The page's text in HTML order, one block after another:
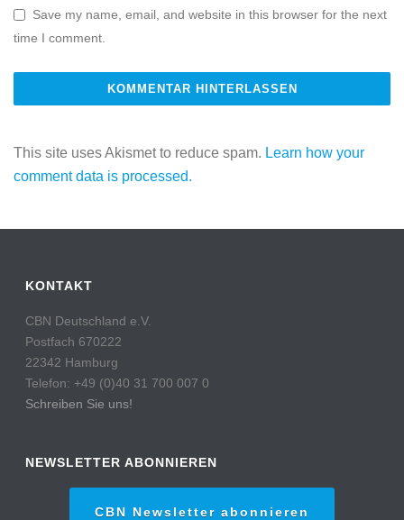
Save my name, email, and website in this browser for the next
time I comment.
This site uses Akismet to reduce spam. Learn how your
comment data is processed.
KONTAKT
CBN Deutschland e.V.
Postfach 670222
22342 Hamburg
Telefon: +49 (0)40 31 700 007 0
Schreiben Sie uns!
NEWSLETTER ABONNIEREN
CBN Newsletter abonnieren